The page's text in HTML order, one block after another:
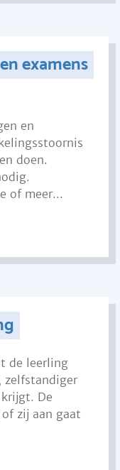
examens
en
doen.
of meer...
de leerling
zelfstandiger
De
zij aan gaat